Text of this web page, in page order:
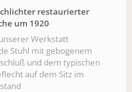
restaurierter
um 1920
Werkstatt
Stuhl mit gebogenem
und dem typischen
auf dem Sitz im